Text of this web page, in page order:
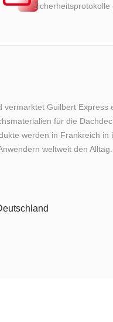
Sicherheitsprotokolle
Guilbert Express
für die
werden in Frankreich in
weltweit den Alltag.